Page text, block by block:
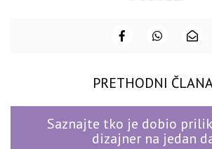
PRETHODNI
Saznajte tko je dobio
dizajner na jedan